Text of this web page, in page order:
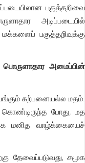
பகுத்தறிவை
அடிப்படையில்
பகுத்தறிவுக்கு
அமைப்பின்
கற்பனையல்ல மதம்.
போது, மத
மனித வாழ்க்கையைச்
தேவைப்படுவது, சமூக